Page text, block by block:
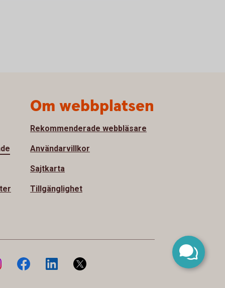
Om webbplatsen
Rekommenderade webbläsare
Användarvillkor
Sajtkarta
Tillgänglighet